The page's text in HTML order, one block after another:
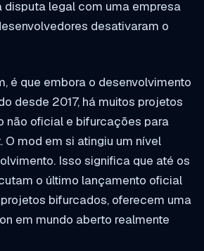
disputa legal com uma empresa
desativaram o
é que embora o desenvolvimento
desde 2017, há muitos projetos
não oficial e bifurcações para
O mod em si atingiu um nível
Isso significa que até os
o último lançamento oficial
bifurcados, oferecem uma
em mundo aberto realmente